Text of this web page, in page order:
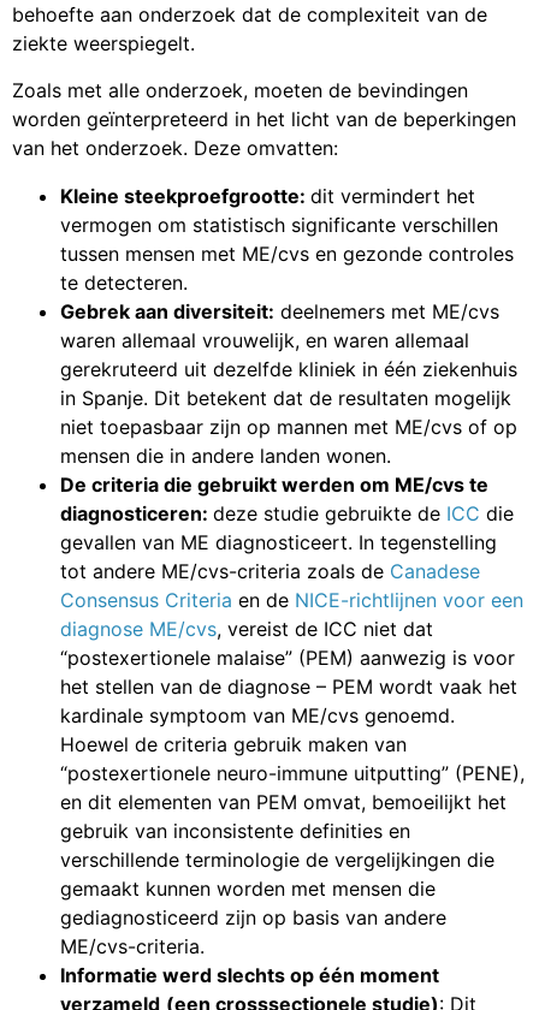
behoefte aan onderzoek dat de complexiteit van de
ziekte weerspiegelt.
Zoals met alle onderzoek, moeten de bevindingen
worden geïnterpreteerd in het licht van de beperkingen
van het onderzoek. Deze omvatten:
Kleine steekproefgrootte: dit vermindert het
vermogen om statistisch significante verschillen
tussen mensen met ME/cvs en gezonde controles
te detecteren.
Gebrek aan diversiteit: deelnemers met ME/cvs
waren allemaal vrouwelijk, en waren allemaal
gerekruteerd uit dezelfde kliniek in één ziekenhuis
in Spanje. Dit betekent dat de resultaten mogelijk
niet toepasbaar zijn op mannen met ME/cvs of op
mensen die in andere landen wonen.
De criteria die gebruikt werden om ME/cvs te
diagnosticeren: deze studie gebruikte de ICC die
gevallen van ME diagnosticeert. In tegenstelling
tot andere ME/cvs-criteria zoals de Canadese
Consensus Criteria en de NICE-richtlijnen voor een
diagnose ME/cvs, vereist de ICC niet dat
“postexertionele malaise” (PEM) aanwezig is voor
het stellen van de diagnose – PEM wordt vaak het
kardinale symptoom van ME/cvs genoemd.
Hoewel de criteria gebruik maken van
“postexertionele neuro-immune uitputting” (PENE),
en dit elementen van PEM omvat, bemoeilijkt het
gebruik van inconsistente definities en
verschillende terminologie de vergelijkingen die
gemaakt kunnen worden met mensen die
gediagnosticeerd zijn op basis van andere
ME/cvs-criteria.
Informatie werd slechts op één moment
verzameld (een crosssectionele studie): Dit